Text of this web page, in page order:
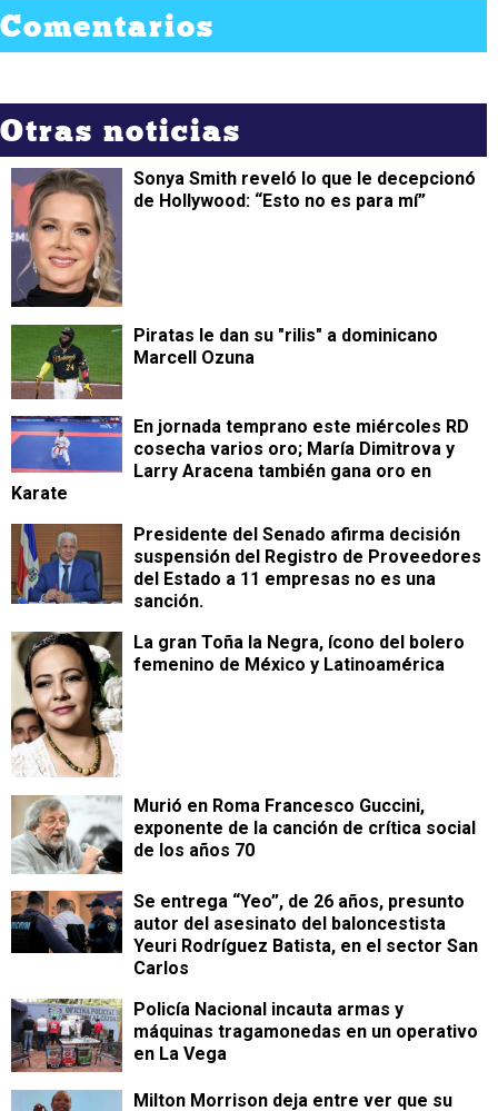
Comentarios
Otras noticias
Sonya Smith reveló lo que le decepcionó
de Hollywood: “Esto no es para mí”
Piratas le dan su "rilis" a dominicano
Marcell Ozuna
En jornada temprano este miércoles RD
cosecha varios oro; María Dimitrova y
Larry Aracena también gana oro en
Karate
Presidente del Senado afirma decisión
suspensión del Registro de Proveedores
del Estado a 11 empresas no es una
sanción.
La gran Toña la Negra, ícono del bolero
femenino de México y Latinoamérica
Murió en Roma Francesco Guccini,
exponente de la canción de crítica social
de los años 70
Se entrega “Yeo”, de 26 años, presunto
autor del asesinato del baloncestista
Yeuri Rodríguez Batista, en el sector San
Carlos
Policía Nacional incauta armas y
máquinas tragamonedas en un operativo
en La Vega
Milton Morrison deja entre ver que su